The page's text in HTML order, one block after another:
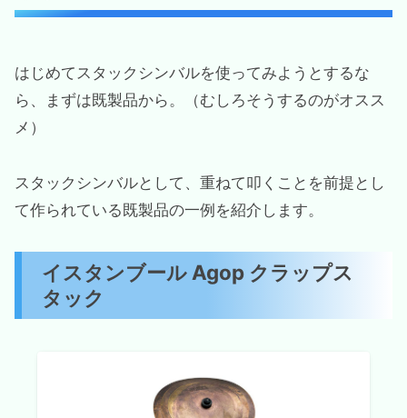
はじめてスタックシンバルを使ってみようとするな
ら、まずは既製品から。（むしろそうするのがオスス
メ）
スタックシンバルとして、重ねて叩くことを前提とし
て作られている既製品の一例を紹介します。
イスタンブール Agop クラップス
タック